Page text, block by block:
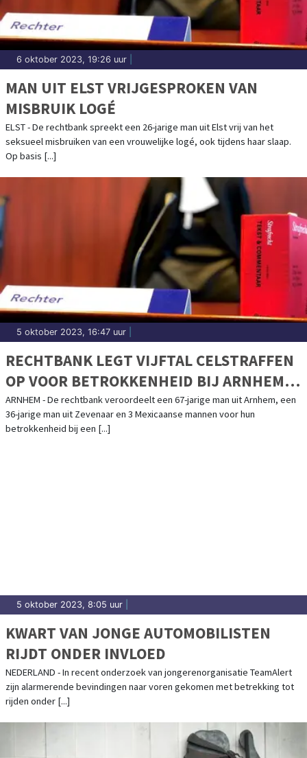
6 oktober 2023, 19:26 uur
MAN UIT ELST VRIJGESPROKEN VAN
MISBRUIK LOGÉ
ELST - De rechtbank spreekt een 26-jarige man uit Elst vrij van het
seksueel misbruiken van een vrouwelijke logé, ook tijdens haar slaap.
Op basis [...]
5 oktober 2023, 16:47 uur
RECHTBANK LEGT VIJFTAL CELSTRAFFEN
OP VOOR BETROKKENHEID BIJ ARNHEMS
DRUGSLAB
ARNHEM - De rechtbank veroordeelt een 67-jarige man uit Arnhem, een
36-jarige man uit Zevenaar en 3 Mexicaanse mannen voor hun
betrokkenheid bij een [...]
5 oktober 2023, 8:05 uur
KWART VAN JONGE AUTOMOBILISTEN
RIJDT ONDER INVLOED
NEDERLAND - In recent onderzoek van jongerenorganisatie TeamAlert
zijn alarmerende bevindingen naar voren gekomen met betrekking tot
rijden onder [...]